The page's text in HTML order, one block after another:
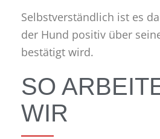
Selbstverständlich ist es
der Hund positiv über
bestätigt wird.
SO
WIR